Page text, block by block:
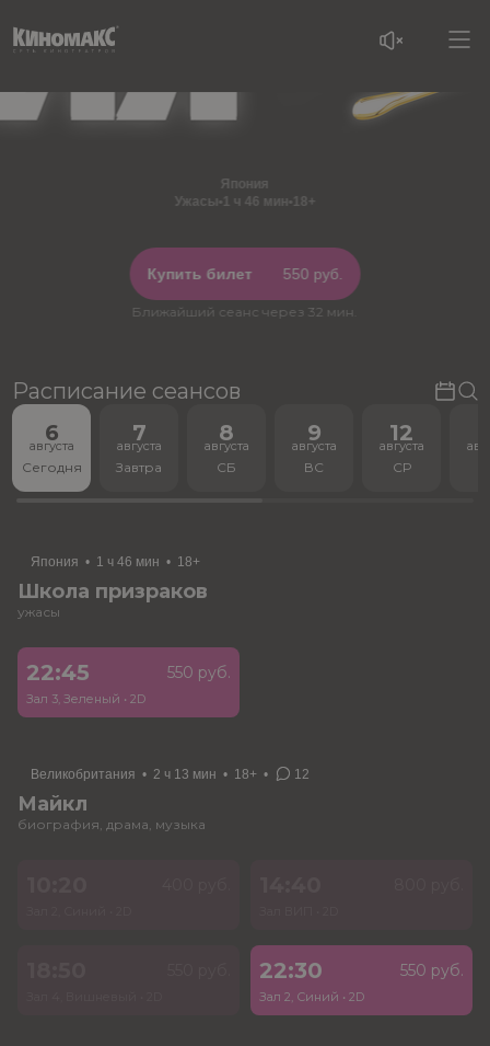
Япония
Ужасы •1 ч 46 мин •18+
Купить билет 550 руб.
Ближайший сеанс через 32 мин.
Расписание сеансов
6
августа
Сегодня
7
августа
Завтра
8
августа
СБ
9
августа
ВС
12
августа
СР
Япония • 1 ч 46 мин • 18+
Школа призраков
ужасы
22:45 550 руб.
Зал 3, Зеленый • 2D
Великобритания • 2 ч 13 мин • 18+ • 12
Майкл
биография, драма, музыка
22:30 550 руб.
Зал 2, Синий • 2D